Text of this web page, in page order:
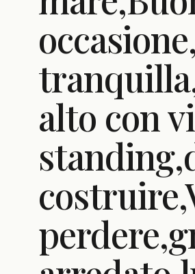
alto con